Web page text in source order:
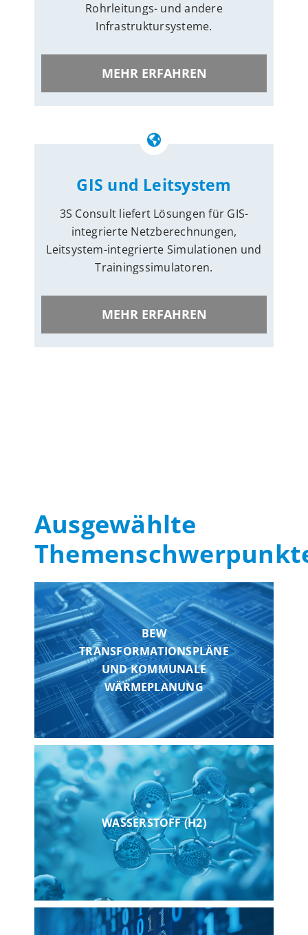
Rohrleitungs- und andere
Infrastruktursysteme.
MEHR ERFAHREN
GIS und Leitsystem
3S Consult liefert Lösungen für GIS-
integrierte Netzberechnungen,
Leitsystem-integrierte Simulationen und
Trainingssimulatoren.
MEHR ERFAHREN
Ausgewählte
BEW
TRANSFORMATIONSPLÄNE
UND KOMMUNALE
WÄRMEPLANUNG
WASSERSTOFF (H2)